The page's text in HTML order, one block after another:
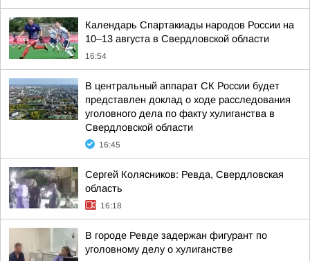
Календарь Спартакиады народов России на
10–13 августа в Свердловской области
16:54
В центральный аппарат СК России будет
представлен доклад о ходе расследования
уголовного дела по факту хулиганства в
Свердловской области
16:45
Сергей Колясников: Ревда, Свердловская
область
16:18
В городе Ревде задержан фигурант по
уголовному делу о хулиганстве